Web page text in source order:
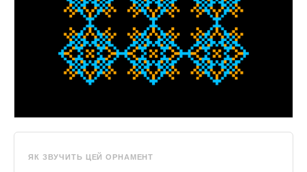
ЯК ЗВУЧИТЬ ЦЕЙ ОРНАМЕНТ